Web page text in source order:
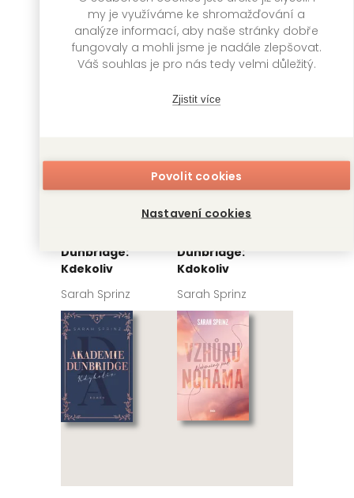
my je využíváme ke shromažďování a
analýze informací, aby naše stránky dobře
fungovaly a mohli jsme je nadále zlepšovat.
Váš souhlas je pro nás tedy velmi důležitý.
Zjistit více
Povolit cookies
Nastavení cookies
Sarah Sprinz
Sarah Sprinz
Dunbridge:
Kdekoliv
Sarah Sprinz
Dunbridge:
Kdokoliv
Sarah Sprinz